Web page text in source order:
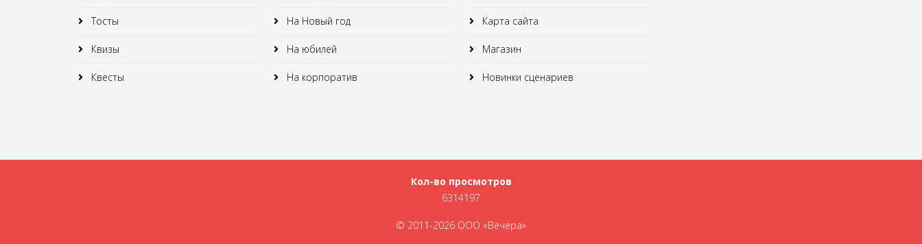
Тосты
Квизы
Квесты
На Новый год
На юбилей
На корпоратив
Карта сайта
Магазин
Новинки сценариев
Кол-во просмотров
6314197
© 2011-2026 ООО «Вечёра»